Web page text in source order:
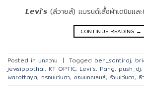
𝙇𝙚𝙫𝙞’𝙨 (ลีวายส์) แบรนด์เสื้อผ้าเดนิมแล
CONTINUE READING →
Posted in บทความ | Tagged ben_santiraj,
jewsippothai, KT OPTIC, Levi's, Pang, push_dj,
warattaya, กรอบแว่นตา, คอนแทคเลนส์, ร้านแว่นตา, ลี